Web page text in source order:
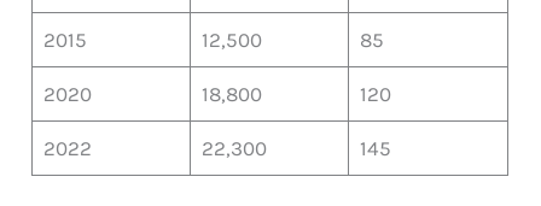
2015 12,500 85
2020 18,800 120
2022 22,300 145